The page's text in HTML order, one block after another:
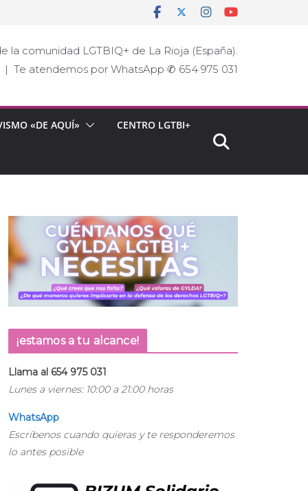
comunidad LGTBIQ+ de La Rioja (España).
| Te atendemos por WhatsApp ✆ 654 975 031
«DE AQUÍ» CENTRO LGTBI+
¡estamos a tu alcance!
Llama al 654 975 031
Lunes a viernes: 10:00 a 21:00 horas
WhatsApp
Escríbenos cuando quieras y te responderemos
lo antes posible